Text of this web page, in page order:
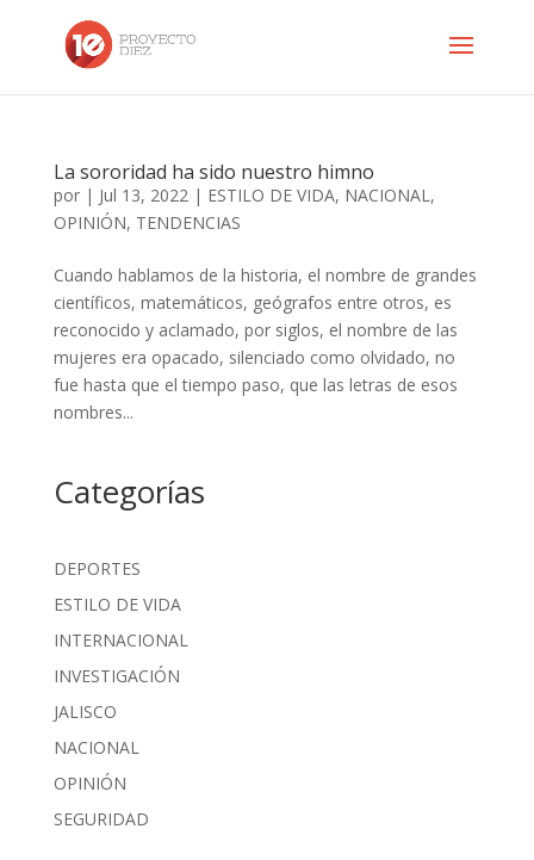
La sororidad ha sido nuestro himno
por | Jul 13, 2022| ESTILO DE VIDA, NACIONAL,
OPINIÓN, TENDENCIAS
Cuando hablamos de la historia, el nombre de grandes
científicos, matemáticos, geógrafos entre otros, es
reconocido y aclamado, por siglos, el nombre de las
mujeres era opacado, silenciado como olvidado, no
fue hasta que el tiempo paso, que las letras de esos
nombres...
Categorías
DEPORTES
ESTILO DE VIDA
INTERNACIONAL
INVESTIGACIÓN
JALISCO
NACIONAL
OPINIÓN
SEGURIDAD